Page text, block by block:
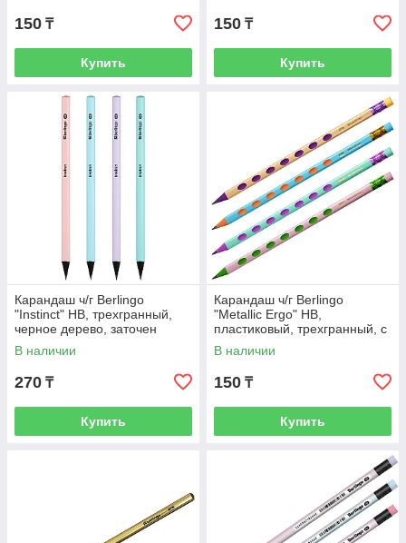
150 ₸
Купить
150 ₸
Купить
Карандаш ч/г Berlingo
"Instinct" HB, трехгранный,
черное дерево, заточен
В наличии
270 ₸
Купить
Карандаш ч/г Berlingo
"Metallic Ergo" HB,
пластиковый, трехгранный, с
выемками, заточен., с
ластиком
В наличии
150 ₸
Купить